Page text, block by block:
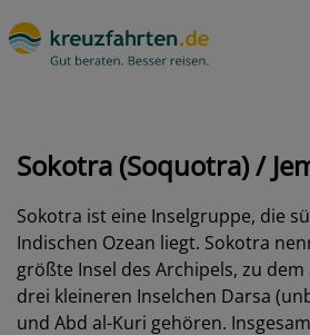
Sokotra (Soquotra) /
Sokotra ist eine Inselgruppe, die
Indischen Ozean liegt. Sokotra
größte Insel des Archipels, zu
drei kleineren Inselchen Darsa
und Abd al-Kuri gehören.